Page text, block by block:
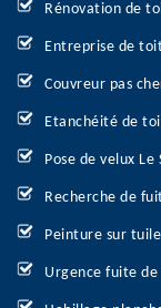
Rénovation de
Entreprise de
Couvreur pas
Etanchéité de
Pose de velux
Recherche de
Peinture sur
Urgence fuite